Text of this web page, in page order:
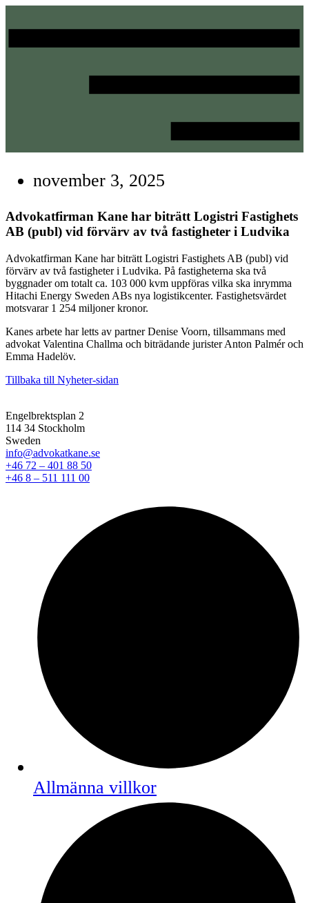
november 3, 2025
Advokatfirman Kane har biträtt Logistri Fastighets
AB (publ) vid förvärv av två fastigheter i Ludvika
Advokatfirman Kane har biträtt Logistri Fastighets AB (publ) vid
förvärv av två fastigheter i Ludvika. På fastigheterna ska två
byggnader om totalt ca. 103 000 kvm uppföras vilka ska inrymma
Hitachi Energy Sweden ABs nya logistikcenter. Fastighetsvärdet
motsvarar 1 254 miljoner kronor.
Kanes arbete har letts av partner Denise Voorn, tillsammans med
advokat Valentina Challma och biträdande jurister Anton Palmér och
Emma Hadelöv.
Tillbaka till Nyheter-sidan
Engelbrektsplan 2
114 34 Stockholm
Sweden
info@advokatkane.se
+46 72 – 401 88 50
+46 8 – 511 111 00
Allmänna villkor